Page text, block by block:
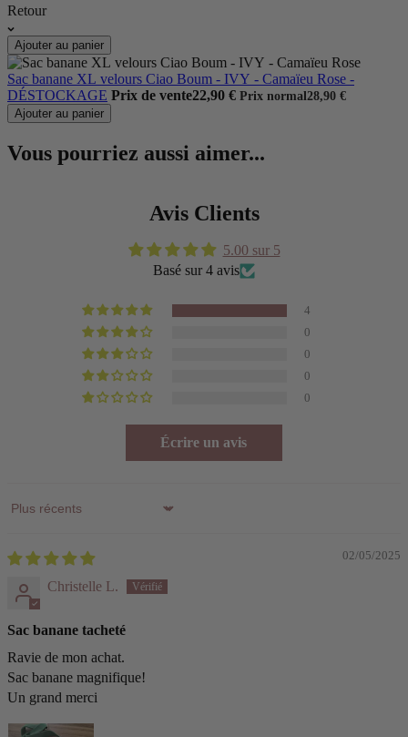
Retour
Ajouter au panier
Sac banane XL velours Ciao Boum - IVY - Camaïeu Rose -
DÉSTOCKAGE Prix de vente22,90 € Prix normal28,90 €
Ajouter au panier
Vous pourriez aussi aimer...
Avis Clients
5.00 sur 5
Basé sur 4 avis
4
0
0
0
0
Écrire un avis
Sort by
02/05/2025
Christelle L.
Sac banane tacheté
Ravie de mon achat.
Sac banane magnifique!
Un grand merci